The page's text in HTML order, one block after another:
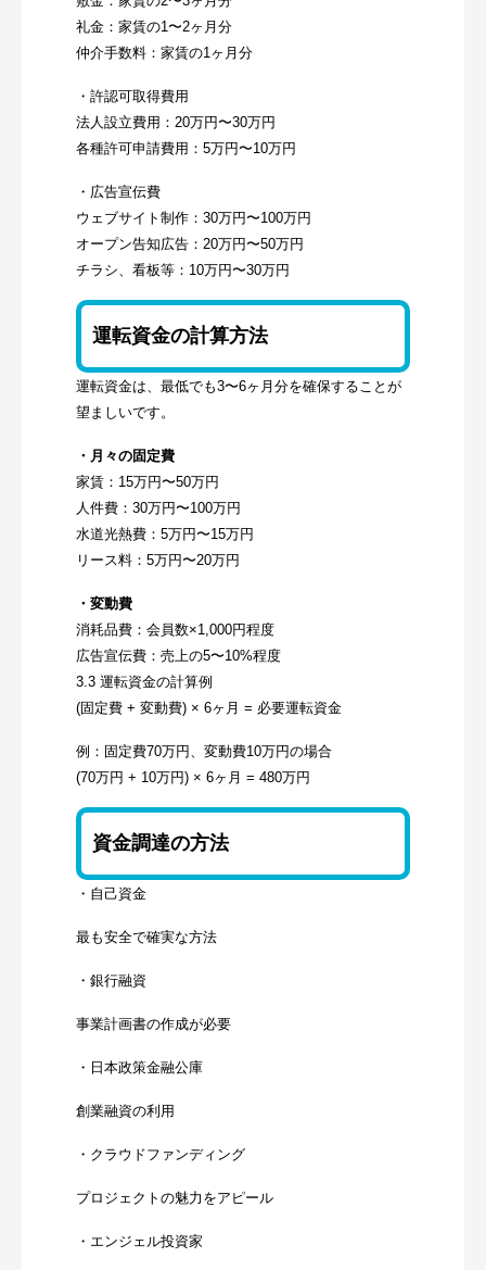
礼金：家賃の1〜2ヶ月分
仲介手数料：家賃の1ヶ月分
・許認可取得費用
法人設立費用：20万円〜30万円
各種許可申請費用：5万円〜10万円
・広告宣伝費
ウェブサイト制作：30万円〜100万円
オープン告知広告：20万円〜50万円
チラシ、看板等：10万円〜30万円
運転資金の計算方法
運転資金は、最低でも3〜6ヶ月分を確保することが
望ましいです。
・月々の固定費
家賃：15万円〜50万円
人件費：30万円〜100万円
水道光熱費：5万円〜15万円
リース料：5万円〜20万円
・変動費
消耗品費：会員数×1,000円程度
広告宣伝費：売上の5〜10%程度
3.3 運転資金の計算例
(固定費 + 変動費) × 6ヶ月 = 必要運転資金
例：固定費70万円、変動費10万円の場合
(70万円 + 10万円) × 6ヶ月 = 480万円
資金調達の方法
・自己資金
最も安全で確実な方法
・銀行融資
事業計画書の作成が必要
・日本政策金融公庫
創業融資の利用
・クラウドファンディング
プロジェクトの魅力をアピール
・エンジェル投資家